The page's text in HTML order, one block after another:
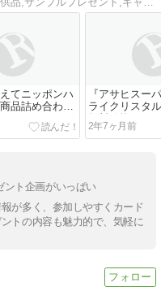
てニッポンハ
品詰め合わせ
『アサヒスー
ライクリスタ
無料引換えク
ントキャンペ
2年7ヶ月前
ント企画がいっぱい
が多く、参加しやすくカード
トの内容も魅力的で、気軽に